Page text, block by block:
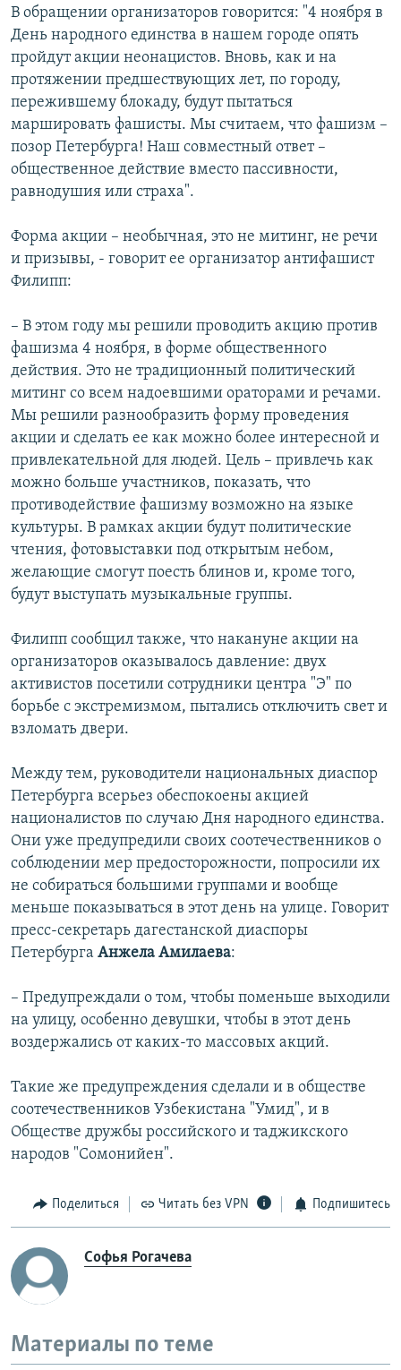
В обращении организаторов говорится: "4 ноября в
День народного единства в нашем городе опять
пройдут акции неонацистов. Вновь, как и на
протяжении предшествующих лет, по городу,
пережившему блокаду, будут пытаться
маршировать фашисты. Мы считаем, что фашизм –
позор Петербурга! Наш совместный ответ –
общественное действие вместо пассивности,
равнодушия или страха".
Форма акции – необычная, это не митинг, не речи
и призывы, - говорит ее организатор антифашист
Филипп:
– В этом году мы решили проводить акцию против
фашизма 4 ноября, в форме общественного
действия. Это не традиционный политический
митинг со всем надоевшими ораторами и речами.
Мы решили разнообразить форму проведения
акции и сделать ее как можно более интересной и
привлекательной для людей. Цель – привлечь как
можно больше участников, показать, что
противодействие фашизму возможно на языке
культуры. В рамках акции будут политические
чтения, фотовыставки под открытым небом,
желающие смогут поесть блинов и, кроме того,
будут выступать музыкальные группы.
Филипп сообщил также, что накануне акции на
организаторов оказывалось давление: двух
активистов посетили сотрудники центра "Э" по
борьбе с экстремизмом, пытались отключить свет и
взломать двери.
Между тем, руководители национальных диаспор
Петербурга всерьез обеспокоены акцией
националистов по случаю Дня народного единства.
Они уже предупредили своих соотечественников о
соблюдении мер предосторожности, попросили их
не собираться большими группами и вообще
меньше показываться в этот день на улице. Говорит
пресс-секретарь дагестанской диаспоры
Петербурга Анжела Амилаева:
– Предупреждали о том, чтобы поменьше выходили
на улицу, особенно девушки, чтобы в этот день
воздержались от каких-то массовых акций.
Такие же предупреждения сделали и в обществе
соотечественников Узбекистана "Умид", и в
Обществе дружбы российского и таджикского
народов "Сомонийен".
Поделиться Читать без VPN Подпишитесь
Софья Рогачева
Материалы по теме